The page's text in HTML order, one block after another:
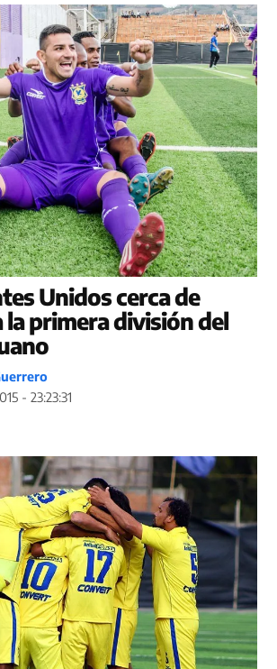
Unidos cerca de
la primera división del
- 23:23:31